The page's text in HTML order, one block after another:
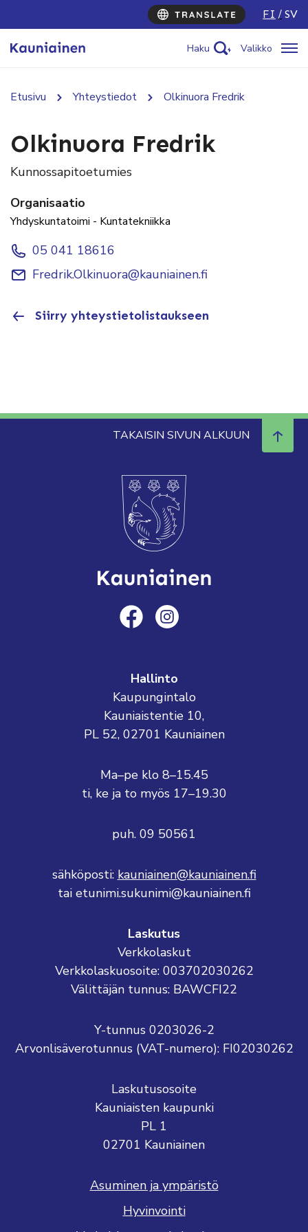
FI SV
Haku Valikko
Etusivu Yhteystiedot Olkinuora Fredrik
Olkinuora Fredrik
Kunnossapitoetumies
Organisaatio
Yhdyskuntatoimi - Kuntatekniikka
05 041 18616
Fredrik.Olkinuora@kauniainen.fi
Siirry yhteystietolistaukseen
TAKAISIN SIVUN ALKUUN
Hallinto
Kaupungintalo
Kauniaistentie 10,
PL 52, 02701 Kauniainen
Ma–pe klo 8–15.45
ti, ke ja to myös 17–19.30
puh. 09 50561
sähköposti: kauniainen@kauniainen.fi
tai etunimi.sukunimi@kauniainen.fi
Laskutus
Verkkolaskut
Verkkolaskuosoite: 003702030262
Välittäjän tunnus: BAWCFI22
Y-tunnus 0203026-2
Arvonlisäverotunnus (VAT-numero): FI02030262
Laskutusosoite
Kauniaisten kaupunki
PL 1
02701 Kauniainen
Asuminen ja ympäristö
Hyvinvointi